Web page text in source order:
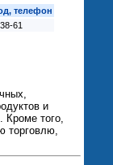
телефон
61
и
Кроме того,
торговлю,